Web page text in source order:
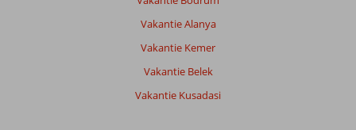
Vakantie Alanya
Vakantie Kemer
Vakantie Belek
Vakantie Kusadasi